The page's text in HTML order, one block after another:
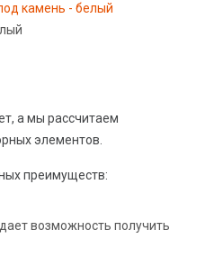
а мы рассчитаем
элементов.
преимуществ:
возможность получить